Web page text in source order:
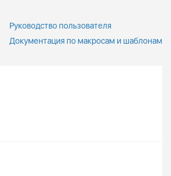
Руководство пользователя
Документация по макросам и шаблонам